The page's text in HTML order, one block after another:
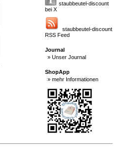
staubbeutel-discount
bei X
staubbeutel-discount
RSS Feed
Journal
» Unser Journal
ShopApp
» mehr Informationen